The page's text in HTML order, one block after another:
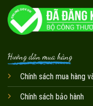
Hướng dẫn mua hàng
Chính sách mua hàng
Chính sách bảo hành